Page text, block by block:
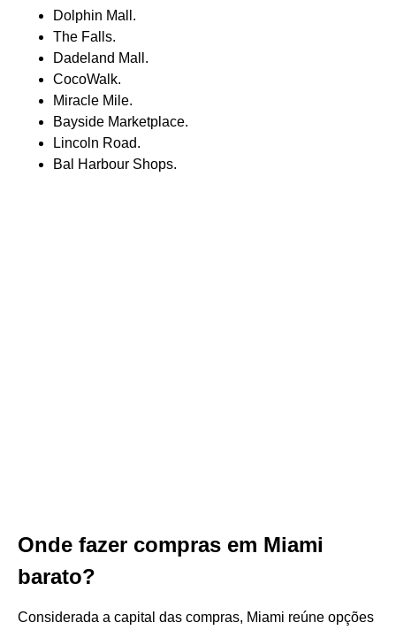
Dolphin Mall.
The Falls.
Dadeland Mall.
CocoWalk.
Miracle Mile.
Bayside Marketplace.
Lincoln Road.
Bal Harbour Shops.
Onde fazer compras em Miami
barato?
Considerada a capital das compras, Miami reúne opções